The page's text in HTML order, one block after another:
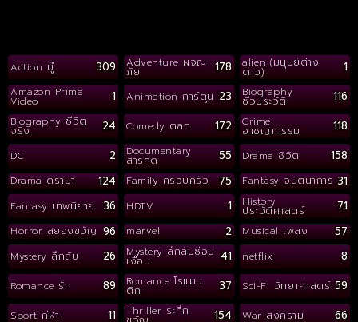
Action บู๊ 309 Adventure ผจญ
ภัย 178 alien (มนุษย์ต่าง
ดาว) 1
Amazon Prime
Video 1 Animation การ์ตูน 23 Biography
ชีวประวัติ 116
Biography ชีวิต
จริง 24 Comedy ตลก 172 Crime
อาชญากรรม 118
DC 2 Documentary
สารคดี 55 Drama ชีวิต 158
Drama ดราม่า 124 Family ครอบครัว 75 Fantasy จินตนาการ 31
Fantasy เทพนิยาย 36 HDTV 1 History
ประวัติศาสตร์ 71
Horror สยองขวัญ 96 marvel 2 Musical เพลง 57
Mystery ลึกลับ 26 Mystery ลึกลับซ่อน
เงื่อน 41 netflix 8
Romance รัก 89 Romance โรแมน
ติก 37 Sci-Fi วิทยาศาสตร์ 59
Sport กีฬา 11 Thriller ระทึก 154 War สงคราม 66